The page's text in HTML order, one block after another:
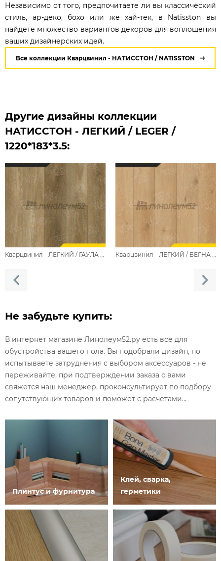
Независимо от того, предпочитаете ли вы классический
стиль, ар-деко, бохо или же хай-тек, в Natisston вы
найдете множество вариантов декоров для воплощения
ваших дизайнерских идей.
Все коллекции Кварцвинил - НАТИССТОН / NATISSTON
Другие дизайны коллекции
НАТИССТОН - ЛЕГКИЙ / LEGER /
1220*183*3.5:
Не забудьте купить:
В интернет магазине Линолеум52.ру есть все для
обустройства вашего пола. Вы подобрали дизайн, но
испытываете затруднения с выбором аксессуаров - не
переживайте, при подтверждении заказа с вами
свяжется наш менеджер, проконсультирует по подбору
сопутствующих товаров и поможет с расчетами...
Плинтус и фурнитура
Клей, сварка,
герметики